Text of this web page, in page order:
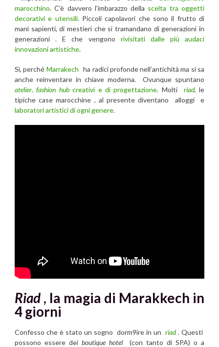
marocchino. C’è davvero l’imbarazzo della scelta tra oggetti
decorativi e utensili.Piccoli capolavori che sono il frutto di
mani sapienti, di mestieri che si tramandano di generazioni in
generazioni . E che vengono rivisitati dalle più audaci
innovazioni artistiche.
Sì, perché Marrakech ha radici profonde nell’antichità ma si sa
anche reinventare in chiave moderna. Ovunque spuntano
atelier,fashion hubcreativi e di progettazione. Molti riad, le
tipiche case marocchine , al presente diventano
alloggi e
laboratori artistici di ogni genere.
Riad , la magia di Marakkech in
4 giorni
Confesso che è stato un sogno dorm9ire in un riad. Questi
possono essere dei boutique hotel (con tanto di SPA) o a